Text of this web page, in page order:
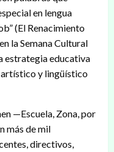
en lengua
(El Renacimiento
la Semana Cultural
estrategia educativa
artístico y lingüístico
—Escuela, Zona, por
más de mil
directivos,